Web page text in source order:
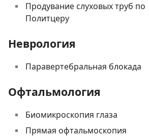
Продувание слуховых труб по
Политцеру
Неврология
Паравертебральная блокада
Офтальмология
Биомикроскопия глаза
Прямая офтальмоскопия